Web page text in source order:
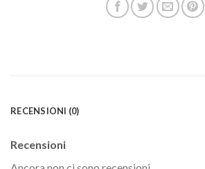
RECENSIONI (0)
Recensioni